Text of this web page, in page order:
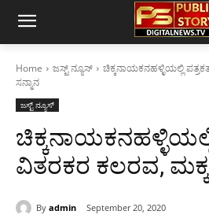
Home ಜಸ್ಟ್ ನ್ಯೂಸ್
ಚಿಕ್ಕನಾಯಕನಹಳ್ಳಿಯಲ್ಲಿ
ಸನ್ಮಾನ
ಜಸ್ಟ್ ನ್ಯೂಸ್
ವಿತರಕರ ಕಲರವ,
By admin September 20, 2020